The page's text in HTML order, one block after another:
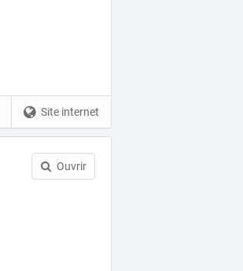
Site internet
Ouvrir